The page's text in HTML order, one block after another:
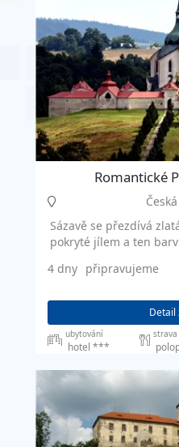
Romantické
Sázavě se přezdívá
pokryté jílem a ten
4 dny připravujeme
Detail
ubytování
hotel ***
strava